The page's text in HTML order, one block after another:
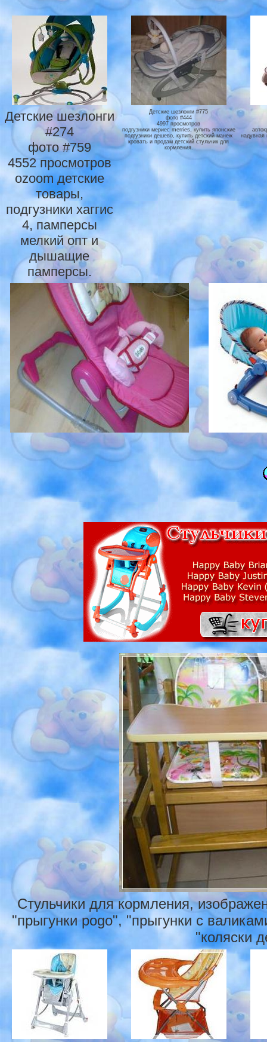
Детские шезлонги
#274
фото #759
4552 просмотров
ozoom детские
товары,
подгузники хаггис
4, памперсы
мелкий опт и
дышащие
памперсы.
Детские шезлонги #775
фото #444
4997 просмотров
подгузники мериес merries, купить японские
подгузники дешево, купить детский манеж
кровать и продам детский стульчик для
кормления.
надувная
Стульчики для кормления,
"прыгунки pogo", "прыгунки с
"коляски